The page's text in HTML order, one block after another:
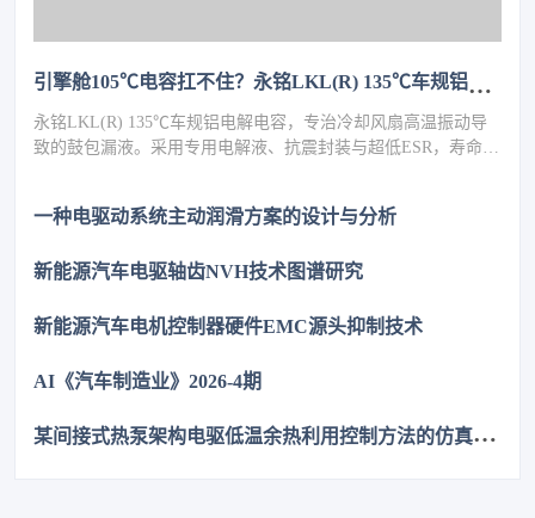
引擎舱105℃电容扛不住？永铭LKL(R) 135℃车规铝电解电容，破解冷却风扇高温振动失效难题
永铭LKL(R) 135℃车规铝电解电容，专治冷却风扇高温振动导
致的鼓包漏液。采用专用电解液、抗震封装与超低ESR，寿命超
近零，全生命周期成本优势显著，助力国产化替代。
一种电驱动系统主动润滑方案的设计与分析
新能源汽车电驱轴齿NVH技术图谱研究
新能源汽车电机控制器硬件EMC源头抑制技术
AI《汽车制造业》2026-4期
某
间接式热泵架构电驱低温余热利用控制方法的仿真优化研究